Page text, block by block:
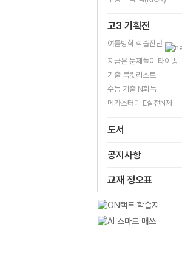
고3 기획전
여름방학 학습진단
지금은 문제풀이 타이밍
기출 북킷리스트
수능 기출 N회독
메가스터디 E실전N제
도서
공지사항
교재 정오표